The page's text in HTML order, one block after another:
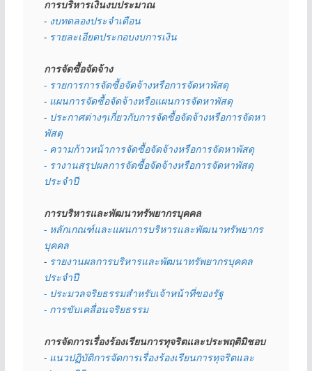
การบริหารเงินงบประมาณ
- งบทดลองประจำเดือน
- รายละเอียดประกอบงบการเงิน
การจัดซื้อจัดจ้าง
- รายการการจัดซื้อจัดจ้างหรือการจัดหาพัสดุ
- แผนการจัดซื้อจัดจ้างหรือแผนการจัดหาพัสดุ
- ประกาศต่างๆเกี่ยวกับการจัดซื้อจัดจ้างหรือการจัดหา
พัสดุ
- ความก้าวหน้าการจัดซื้อจัดจ้างหรือการจัดหาพัสดุ
- รางานสรุปผลการจัดซื้อจัดจ้างหรือการจัดหาพัสดุ
ประจำปี
การบริหารและพัฒนาทรัพยากรบุคคล
- หลักเกณฑ์และแผนการบริหารและพัฒนาทรัพยากร
บุคคล
- รายงานผลการบริหารและพัฒนาทรัพยากรบุคคล
ประจำปี
- ประมวลจริยธรรมสำหรับเจ้าหน้าที่ของรัฐ
- การขับเคลื่อนจริยธรรม
การจัดการเรื่องร้องเรียนการทุจริตและประพฤติมิชอบ
- แนวปฏิบัติการจัดการเรื่องร้องเรียนการทุจริตและ